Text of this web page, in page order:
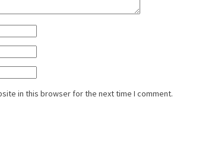
in this browser for the next time I comment.